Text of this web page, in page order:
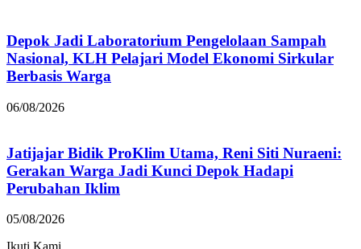
Depok Jadi Laboratorium Pengelolaan Sampah
Nasional, KLH Pelajari Model Ekonomi Sirkular
Berbasis Warga
06/08/2026
Jatijajar Bidik ProKlim Utama, Reni Siti Nuraeni:
Gerakan Warga Jadi Kunci Depok Hadapi
Perubahan Iklim
05/08/2026